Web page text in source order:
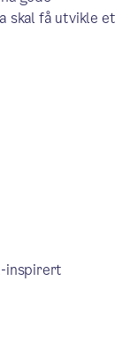
skal få utvikle et
inspirert